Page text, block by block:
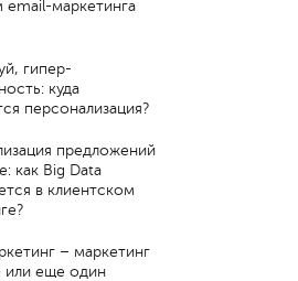
email-маркетинга
гипер-
куда
персонализация?
предложений
как Big Data
в клиентском
– маркетинг
или еще один